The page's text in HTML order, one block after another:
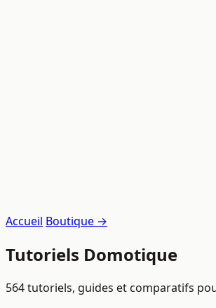
Accueil Boutique →
Tutoriels Domotique
564 tutoriels, guides et comparatifs